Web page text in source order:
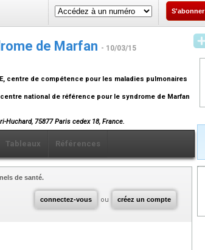
S'abonner
de Marfan - 10/03/15
centre de compétence pour les maladies pulmonaires
national de référence pour le syndrome de Marfan
Huchard, 75877 Paris cedex 18, France.
Tableaux Références
connectez-vous ou créez un compte
de santé.